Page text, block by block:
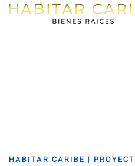
HABITAR CARIBE |